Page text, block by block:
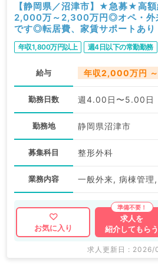
【静岡県／沼津市】★急募★高
2,000万～2,300万円◎オペ・外
です◎転居費、家賃サポートあり
年収1,800万円以上 週4日以下の常勤勤務
給与 年収2,000万円
勤務日数 週4.00日〜5.00日
勤務地 静岡県沼津市
募集科目 整形外科
業務内容 一般外来, 病棟管理
お気に入り
求人を
紹介してもらう
求人更新日 : 2026/